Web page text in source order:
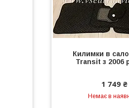
Килимки в
Transit з 2006
1 749 ₴
Немає в